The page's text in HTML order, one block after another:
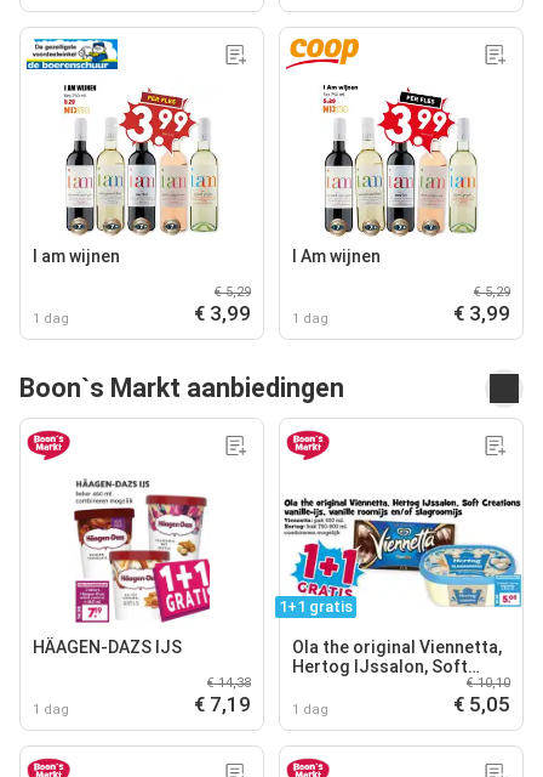
I am wijnen
1 dag
€ 5,29
€ 3,99
I Am wijnen
1 dag
€ 5,29
€ 3,99
Boon`s Markt aanbiedingen
HÄAGEN-DAZS IJS
1 dag
€ 14,38
€ 7,19
1+1 gratis
Ola the original Viennetta,
Hertog IJssalon, Soft
vanille roomijs en/of
1 dag
€ 10,10
€ 5,05